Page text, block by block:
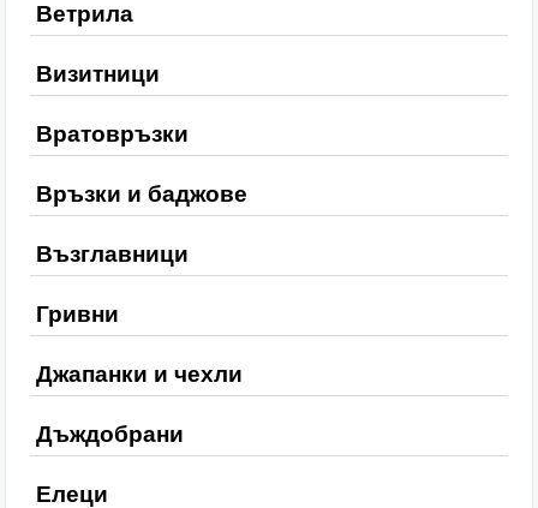
Ветрила
Визитници
Вратовръзки
Връзки и баджове
Възглавници
Гривни
Джапанки и чехли
Дъждобрани
Елеци